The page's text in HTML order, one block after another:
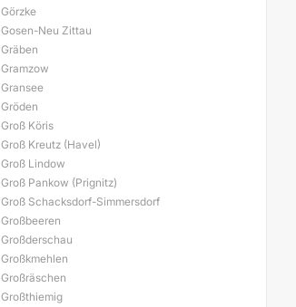
Görzke
Gosen-Neu Zittau
Gräben
Gramzow
Gransee
Gröden
Groß Köris
Groß Kreutz (Havel)
Groß Lindow
Groß Pankow (Prignitz)
Groß Schacksdorf-Simmersdorf
Großbeeren
Großderschau
Großkmehlen
Großräschen
Großthiemig